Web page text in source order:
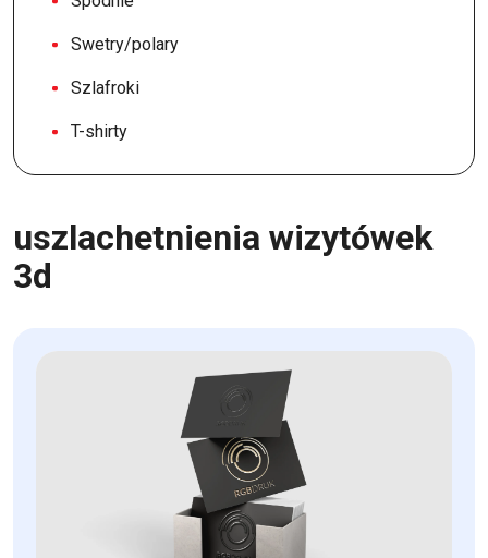
Swetry/polary
Szlafroki
T-shirty
uszlachetnienia wizytówek
3d